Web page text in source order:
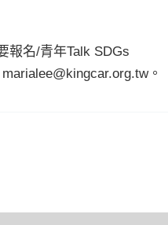
報名/青年Talk SDGs
。